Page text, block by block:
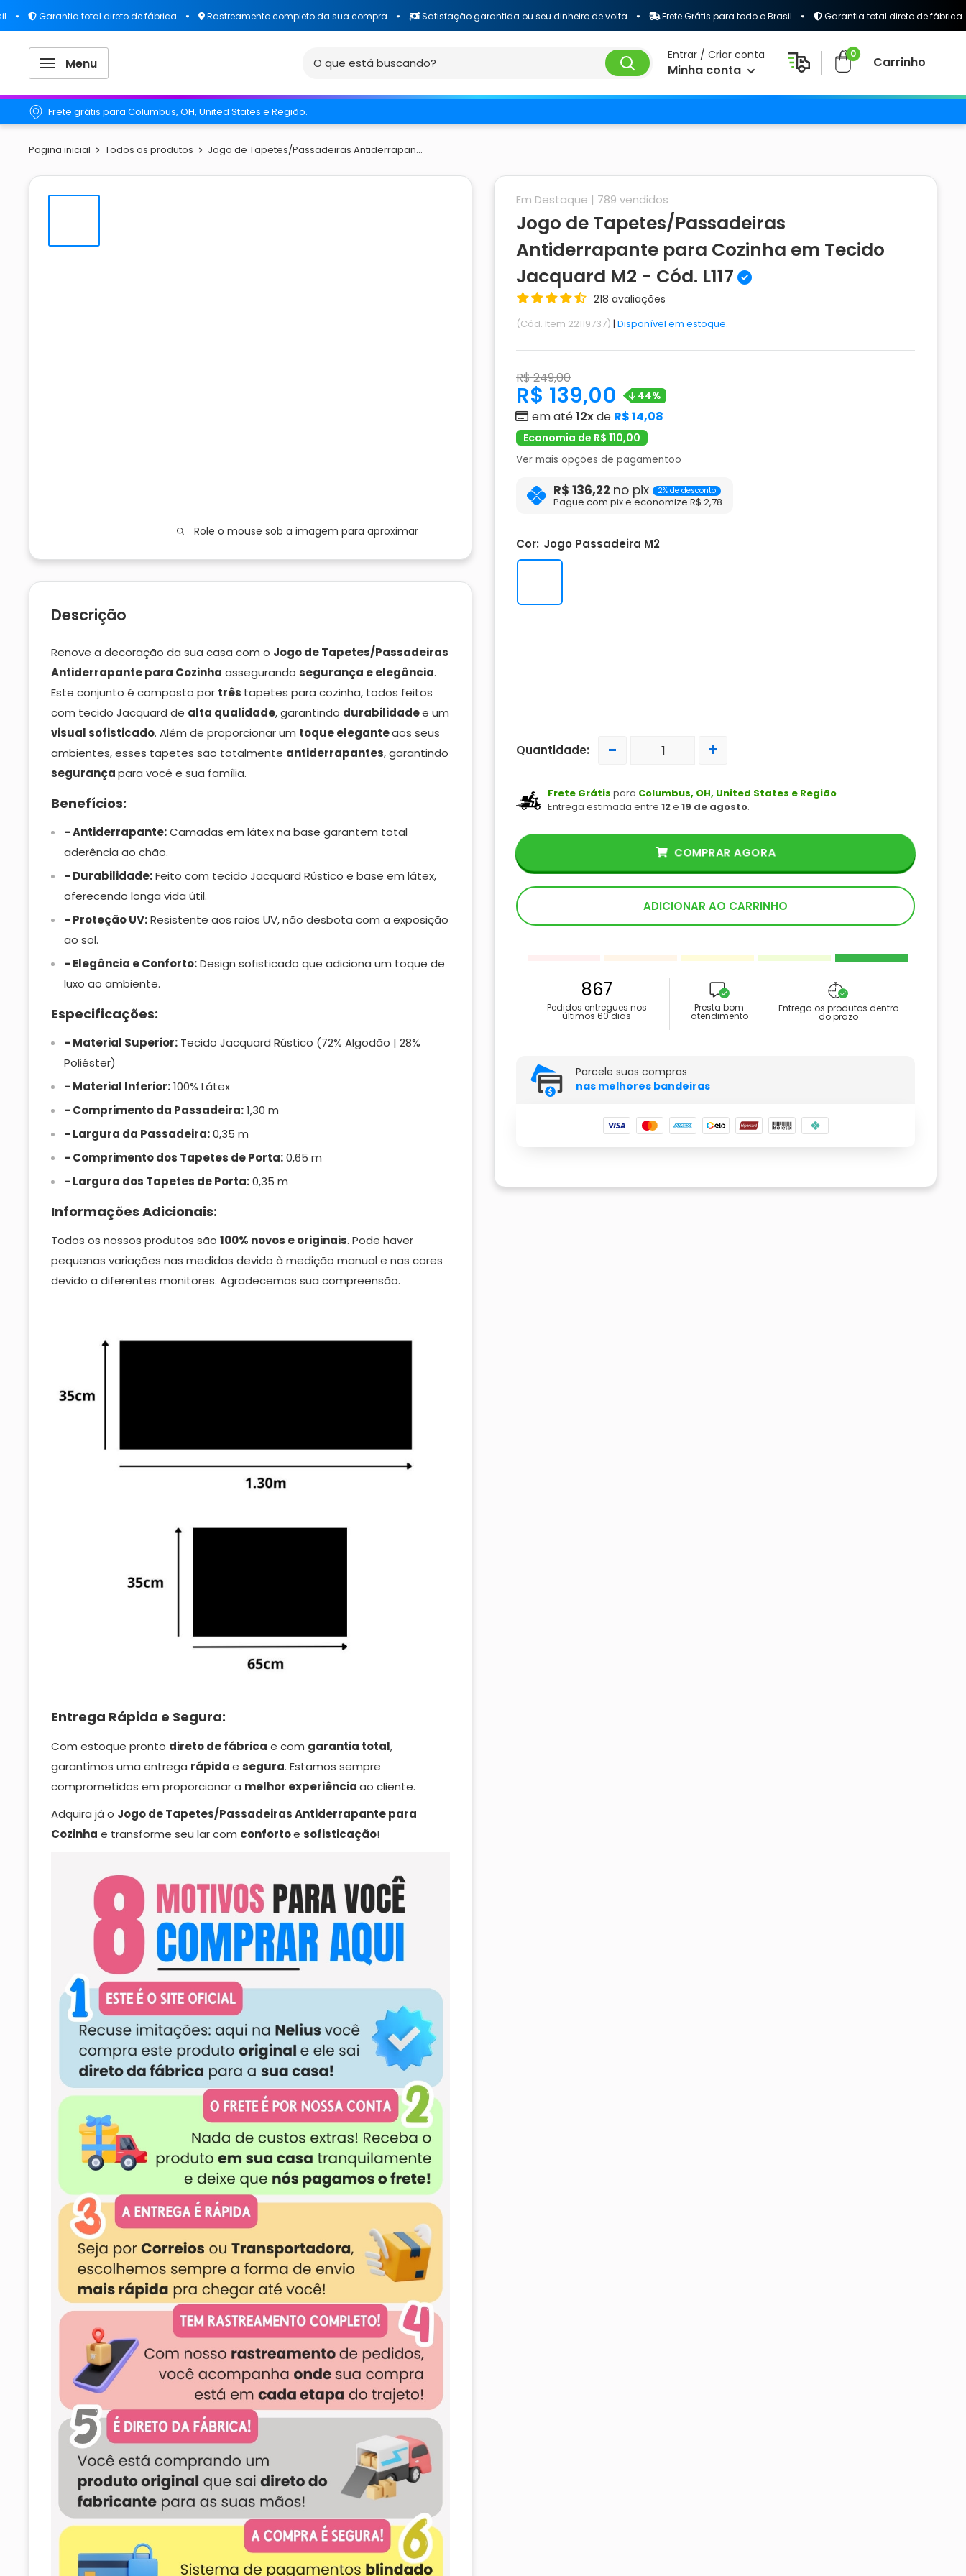
Garantia total direto de fábrica Rastreamento completo da sua compra Satisfação garantida ou seu dinheiro de volta Frete Grátis para todo o Brasil Garantia total direto de fábrica
Menu
Entrar / Criar conta
Minha conta
0
Carrinho
Frete grátis para Columbus, OH, United States e Região.
Pagina inicial Todos os produtos Jogo de Tapetes/Passadeiras Antiderrapan...
Role o mouse sob a imagem para aproximar
Em Destaque | 789 vendidos
Jogo de Tapetes/Passadeiras
Antiderrapante para Cozinha em Tecido
Jacquard M2 - Cód. L117
218 avaliações
(Cód. Item 22119737) | Disponível em estoque.
Cor: Jogo Passadeira M2
R$ 249,00
R$ 139,00 44%
em até12xde R$ 14,08
Economia de R$ 110,00
Ver mais opções de pagamentoo
R$ 136,22 no pix 2% de desconto
Pague com pix e economize R$ 2,78
Quantidade: - +
Frete Grátis para Columbus, OH, United States e Região
Entrega estimada entre 12e 19 de agosto.
ADICIONAR AO CARRINHO
COMPRAR AGORA
867
Pedidos entregues nos
últimos 60 dias
Presta bom
atendimento
Entrega os produtos dentro
do prazo
Parcele suas compras
nas melhores bandeiras
Descrição
Renove a decoração da sua casa com o Jogo de Tapetes/Passadeiras
Antiderrapante para Cozinha assegurando segurança e elegância.
Este conjunto é composto por três tapetes para cozinha, todos feitos
com tecido Jacquard de alta qualidade, garantindo durabilidadee um
visualsofisticado. Além de proporcionar um toqueeleganteaos seus
ambientes, esses tapetes são totalmente antiderrapantes, garantindo
segurançapara você e sua família.
Benefícios:
- Antiderrapante:Camadas em látex na base garantem total
aderência ao chão.
- Durabilidade:Feito com tecido Jacquard Rústico e base em látex,
oferecendo longa vida útil.
- Proteção UV:Resistente aos raios UV, não desbota com a exposição
ao sol.
- Elegância e Conforto:Design sofisticado que adiciona um toque de
luxo ao ambiente.
Especificações:
- Material Superior: Tecido Jacquard Rústico (72% Algodão | 28%
Poliéster)
- Material Inferior:100% Látex
- Comprimento da Passadeira:1,30 m
- Largura da Passadeira:0,35 m
- Comprimento dos Tapetes de Porta:0,65 m
- Largura dos Tapetes de Porta:0,35 m
Informações Adicionais:
Todos os nossos produtos são 100% novos e originais. Pode haver
pequenas variações nas medidas devido à medição manual e nas cores
devido a diferentes monitores. Agradecemos sua compreensão.
Entrega Rápida e Segura:
Com estoque pronto direto de fábrica e com garantia total,
garantimos uma entrega rápidae segura. Estamos sempre
comprometidos em proporcionar a melhor experiênciaao cliente.
Adquira já o Jogo de Tapetes/Passadeiras Antiderrapante para
Cozinha e transforme seu lar com confortoe sofisticação!